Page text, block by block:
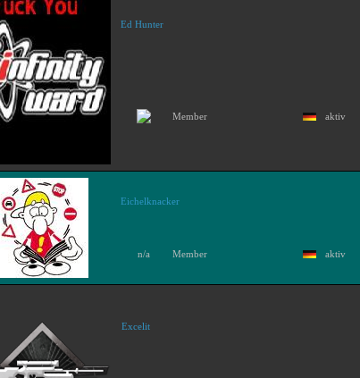
Ed Hunter
Member aktiv
Eichelknacker
n/a Member aktiv
Excelit